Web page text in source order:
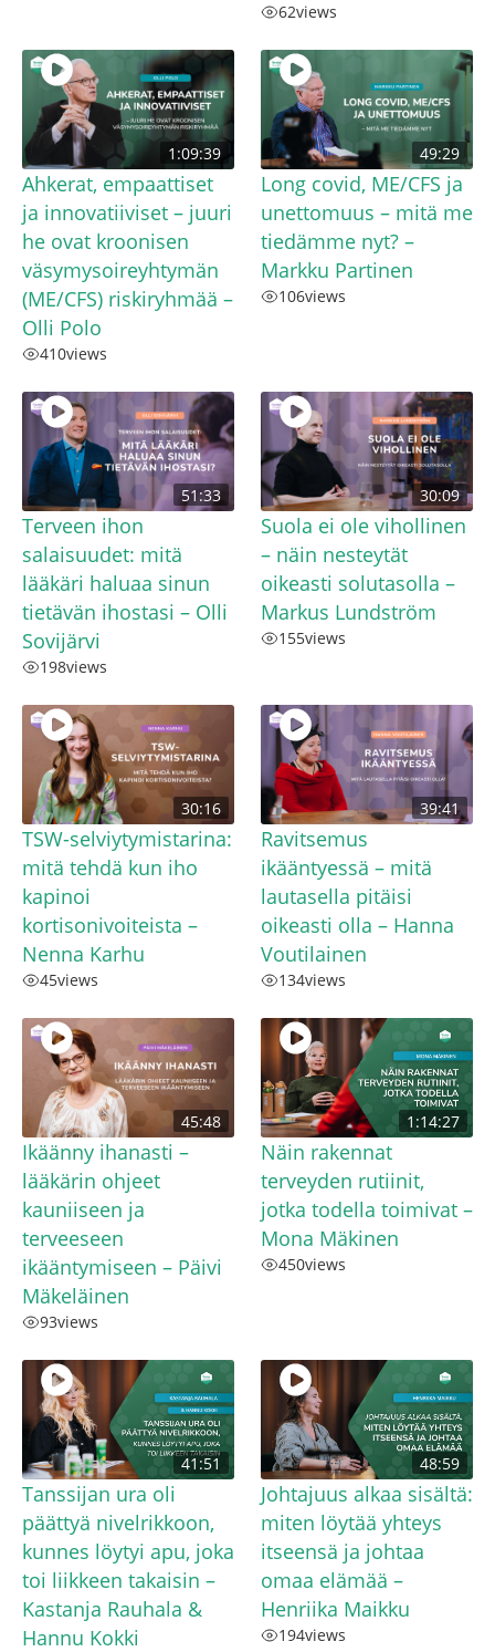
62views
1:09:39
Ahkerat, empaattiset
ja innovatiiviset – juuri
he ovat kroonisen
väsymysoireyhtymän
(ME/CFS) riskiryhmää –
Olli Polo
410views
49:29
Long covid, ME/CFS ja
unettomuus – mitä me
tiedämme nyt? –
Markku Partinen
106views
51:33
Terveen ihon
salaisuudet: mitä
lääkäri haluaa sinun
tietävän ihostasi – Olli
Sovijärvi
198views
30:09
Suola ei ole vihollinen
– näin nesteytät
oikeasti solutasolla –
Markus Lundström
155views
30:16
TSW-selviytymistarina:
mitä tehdä kun iho
kapinoi
kortisonivoiteista –
Nenna Karhu
45views
39:41
Ravitsemus
ikääntyessä – mitä
lautasella pitäisi
oikeasti olla – Hanna
Voutilainen
134views
45:48
Ikäänny ihanasti –
lääkärin ohjeet
kauniiseen ja
terveeseen
ikääntymiseen – Päivi
Mäkeläinen
93views
1:14:27
Näin rakennat
terveyden rutiinit,
jotka todella toimivat –
Mona Mäkinen
450views
41:51
Tanssijan ura oli
päättyä nivelrikkoon,
kunnes löytyi apu, joka
toi liikkeen takaisin –
Kastanja Rauhala &
Hannu Kokki
48:59
Johtajuus alkaa sisältä:
miten löytää yhteys
itseensä ja johtaa
omaa elämää –
Henriika Maikku
194views